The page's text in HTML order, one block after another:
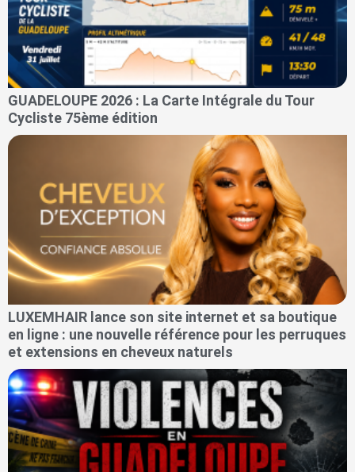
GUADELOUPE 2026 : La Carte Intégrale du Tour
Cycliste 75ème édition
LUXEMHAIR lance son site internet et sa boutique
en ligne : une nouvelle référence pour les perruques
et extensions en cheveux naturels